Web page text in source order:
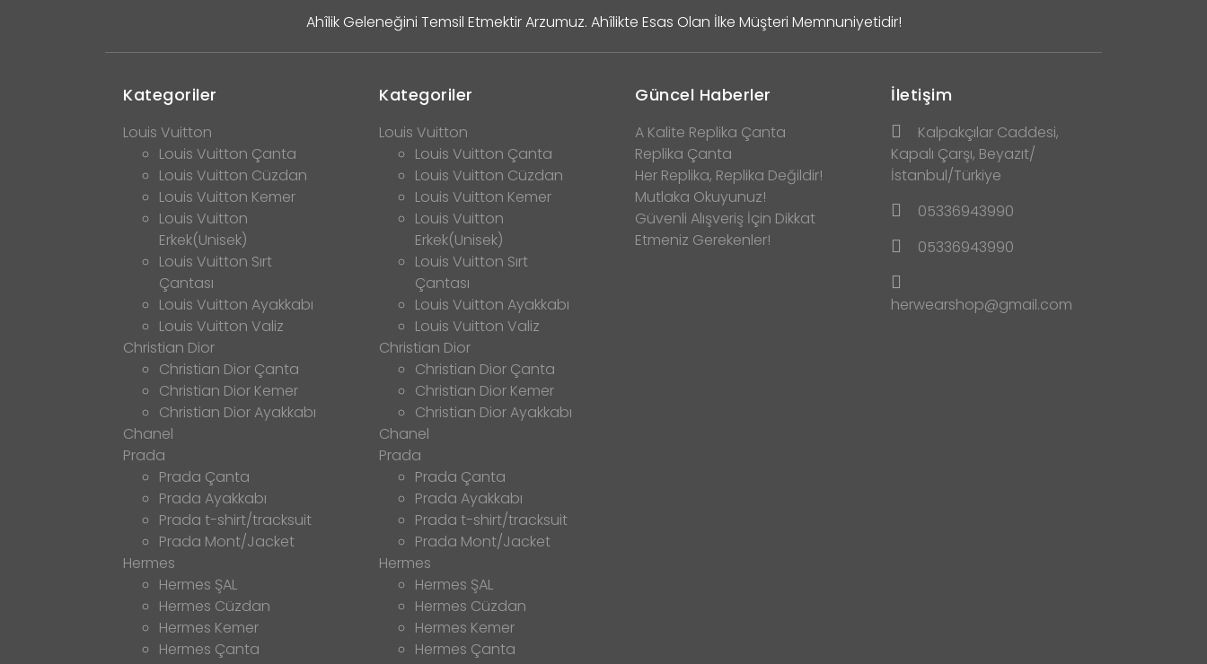
Ahîlik Geleneğini Temsil Etmektir Arzumuz. Ahîlikte Esas Olan İlke Müşteri Memnuniyetidir!
Kategoriler
Louis Vuitton
Louis Vuitton Çanta
Louis Vuitton Cüzdan
Louis Vuitton Kemer
Louis Vuitton
Erkek(Unisek)
Louis Vuitton Sırt
Çantası
Louis Vuitton Ayakkabı
Louis Vuitton Valiz
Christian Dior
Christian Dior Çanta
Christian Dior Kemer
Christian Dior Ayakkabı
Chanel
Prada
Prada Çanta
Prada Ayakkabı
Prada t-shirt/tracksuit
Prada Mont/Jacket
Hermes
Hermes ŞAL
Hermes Cüzdan
Hermes Kemer
Hermes Çanta
Kategoriler
Louis Vuitton
Louis Vuitton Çanta
Louis Vuitton Cüzdan
Louis Vuitton Kemer
Louis Vuitton
Erkek(Unisek)
Louis Vuitton Sırt
Çantası
Louis Vuitton Ayakkabı
Louis Vuitton Valiz
Christian Dior
Christian Dior Çanta
Christian Dior Kemer
Christian Dior Ayakkabı
Chanel
Prada
Prada Çanta
Prada Ayakkabı
Prada t-shirt/tracksuit
Prada Mont/Jacket
Hermes
Hermes ŞAL
Hermes Cüzdan
Hermes Kemer
Hermes Çanta
Güncel Haberler
A Kalite Replika Çanta
Replika Çanta
Her Replika, Replika Değildir!
Mutlaka Okuyunuz!
Güvenli Alışveriş İçin Dikkat
Etmeniz Gerekenler!
İletişim
Kalpakçılar Caddesi,
Kapalı Çarşı, Beyazıt/
İstanbul/Türkiye
05336943990
05336943990
herwearshop@gmail.com